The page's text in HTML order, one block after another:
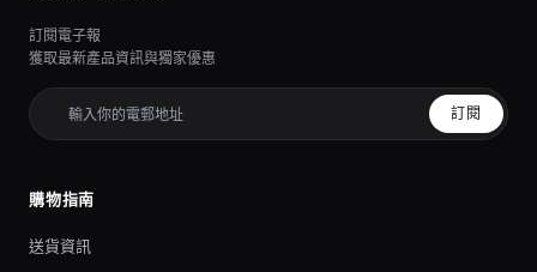
訂閱電子報
獲取最新產品資訊與獨家優惠
訂閱
購物指南
送貨資訊